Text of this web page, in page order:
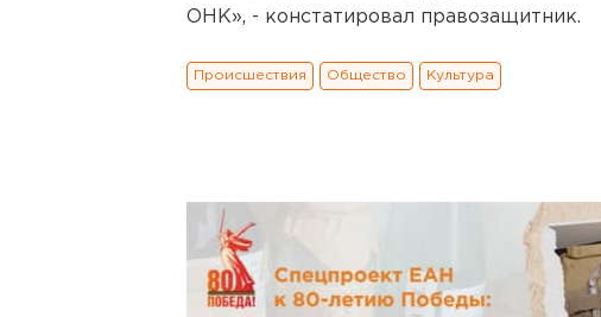
ОНК», - констатировал правозащитник.
Происшествия Общество Культура